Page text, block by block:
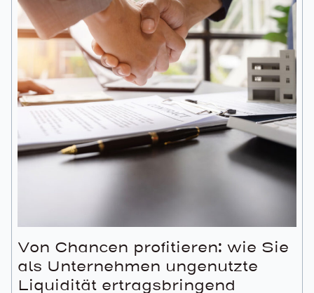
Von Chancen profitieren: wie Sie
als Unternehmen ungenutzte
Liquidität ertragsbringend